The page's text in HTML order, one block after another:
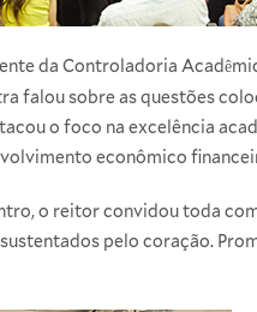
da Controladoria Acadê
falou sobre as questões
o foco na excelência
econômico
o reitor convidou toda
pelo coração.